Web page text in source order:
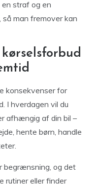
straf og en
man fremover kan
konsekvenser for
I hverdagen vil du
afhængig af din bil –
hente børn, handle
begrænsning, og det
rutiner eller finder